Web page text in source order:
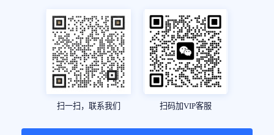
扫一扫，联系我们 扫码加VIP客服